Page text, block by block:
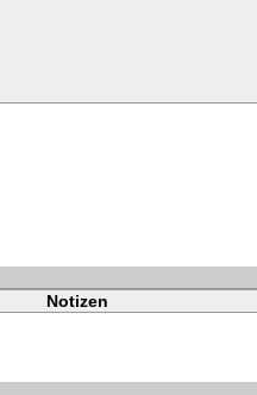
Notizen